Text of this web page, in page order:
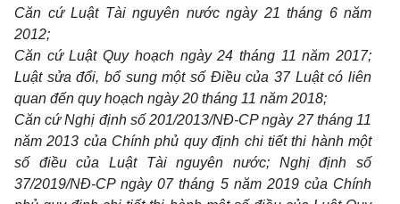
Căn cứ Luật Tài nguyên nước ngày 21 tháng 6 năm
2012;
Căn cứ Luật Quy hoạch ngày 24 tháng 11 năm 2017;
Luật sửa đổi, bổ sung một số Điều của 37 Luật có liên
quan đến quy hoạch ngày 20 tháng 11 năm 2018;
Căn cứ Nghị định số 201/2013/NĐ-CP ngày 27 tháng 11
năm 2013 của Chính phủ quy định chi tiết thi hành một
số điều của Luật Tài nguyên nước; Nghị định số
37/2019/NĐ-CP ngày 07 tháng 5 năm 2019 của Chính